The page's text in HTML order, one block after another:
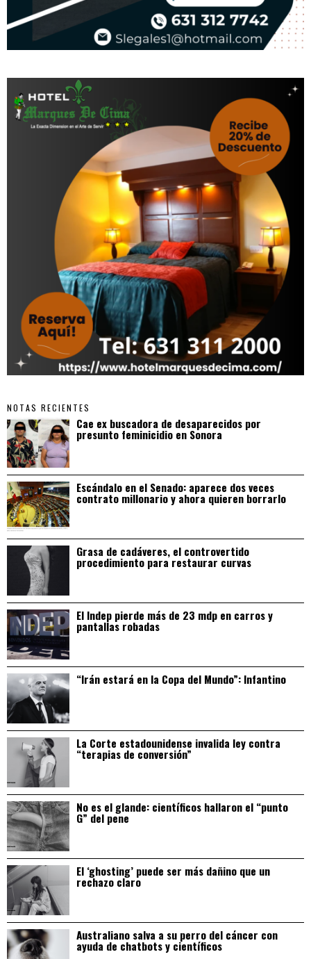
NOTAS RECIENTES
Cae ex buscadora de desaparecidos por
presunto feminicidio en Sonora
Escándalo en el Senado: aparece dos veces
contrato millonario y ahora quieren borrarlo
Grasa de cadáveres, el controvertido
procedimiento para restaurar curvas
El Indep pierde más de 23 mdp en carros y
pantallas robadas
“Irán estará en la Copa del Mundo”: Infantino
La Corte estadounidense invalida ley contra
“terapias de conversión”
No es el glande: científicos hallaron el “punto
G” del pene
El ‘ghosting’ puede ser más dañino que un
rechazo claro
Australiano salva a su perro del cáncer con
ayuda de chatbots y científicos